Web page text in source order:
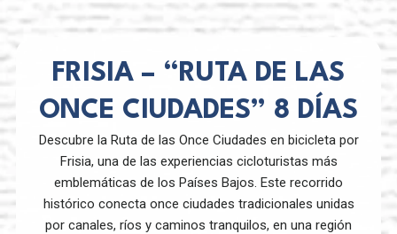
FRISIA – “RUTA DE LAS
ONCE CIUDADES” 8 DÍAS
Descubre la Ruta de las Once Ciudades en bicicleta por
Frisia, una de las experiencias cicloturistas más
emblemáticas de los Países Bajos. Este recorrido
histórico conecta once ciudades tradicionales unidas
por canales, ríos y caminos tranquilos, en una región